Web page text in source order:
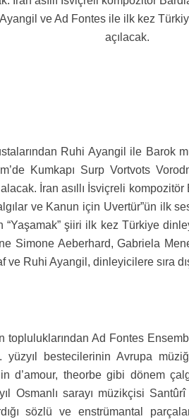
Ayangil ve Ad Fontes ile ilk kez
açılacak.
Ruhi Ayangil ile Barok
Kumkapı Surp Vortvots
İran asıllı İsviçreli
ve Kanun için Uvertür”ün ilk
“Yaşamak” şiiri ilk kez Türkiye
Simone Aeberhard, Gabriela
ve Ruhi Ayangil, dinleyicilere sıra
topluluklarından Ad Fontes
bestecilerinin Avrupa
d’amour, theorbe gibi dönem
Osmanlı sarayı müzikçisi
sözlü ve enstrümantal